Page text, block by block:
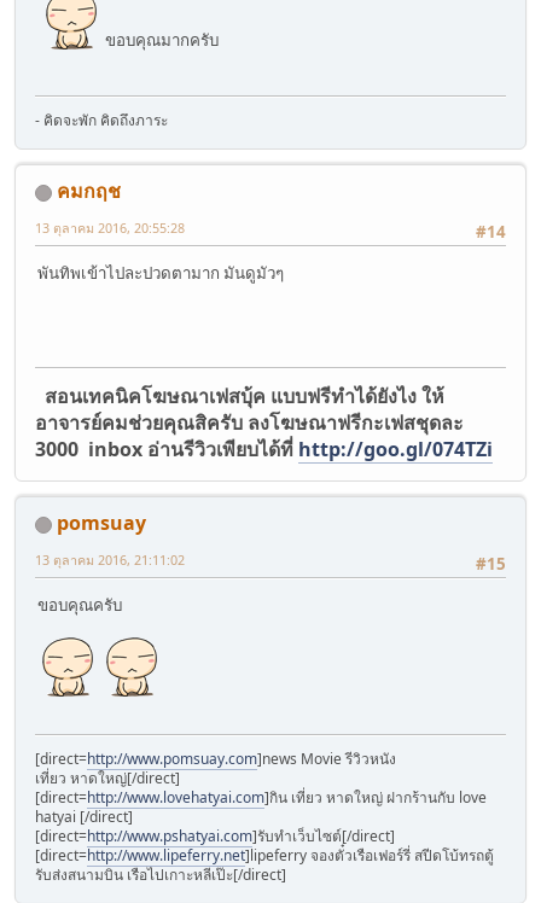
ขอบคุณมากครับ
- คิดจะพัก คิดถึงภาระ
คมกฤช
#14
13 ตุลาคม 2016, 20:55:28
พันทิพเข้าไปละปวดตามาก มันดูมัวๆ
สอนเทคนิคโฆษณาเฟสบุ้ค แบบฟรีทำได้ยังไง ให้
อาจารย์คมช่วยคุณสิครับ ลงโฆษณาฟรีกะเฟสชุดละ
3000 inbox อ่านรีวิวเพียบได้ที่ http://goo.gl/074TZi
pomsuay
#15
13 ตุลาคม 2016, 21:11:02
ขอบคุณครับ
[direct=http://www.pomsuay.com]news Movie รีวิวหนัง
เที่ยว หาดใหญ่[/direct]
[direct=http://www.lovehatyai.com]กิน เที่ยว หาดใหญ่ ฝากร้านกับ love
hatyai [/direct]
[direct=http://www.pshatyai.com]รับทำเว็บไซต์[/direct]
[direct=http://www.lipeferry.net]lipeferry จองตั๋วเรือเฟอร์รี่ สปีดโบ้ทรถตู้
รับส่งสนามบิน เรือไปเกาะหลีเป๊ะ[/direct]